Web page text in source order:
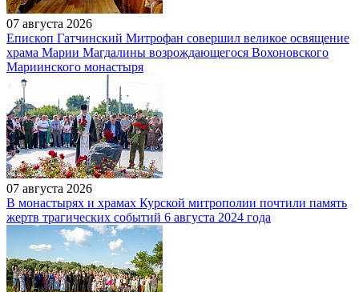
07 августа 2026
Епископ Гатчинский Митрофан совершил великое освящение
храма Марии Магдалины возрождающегося Вохоновского
Мариинского монастыря
07 августа 2026
В монастырях и храмах Курской митрополии почтили память
жертв трагических событий 6 августа 2024 года